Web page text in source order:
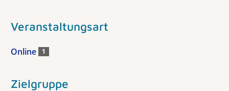
Veranstaltungsart
Online 1
Zielgruppe